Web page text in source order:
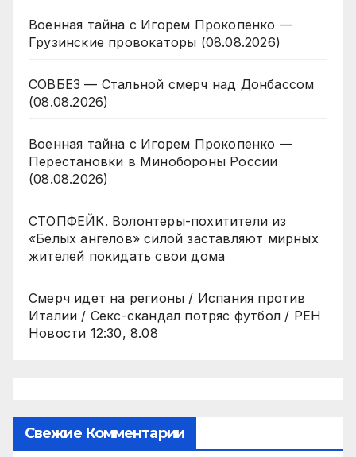
Военная тайна с Игорем Прокопенко —
Грузинские провокаторы (08.08.2026)
СОВБЕЗ — Стальной смерч над Донбассом
(08.08.2026)
Военная тайна с Игорем Прокопенко —
Перестановки в Минобороны России
(08.08.2026)
СТОПФЕЙК. Волонтеры-похитители из
«Белых ангелов» силой заставляют мирных
жителей покидать свои дома
Смерч идет на регионы / Испания против
Италии / Секс-скандал потряс футбол / РЕН
Новости 12:30, 8.08
Свежие Комментарии